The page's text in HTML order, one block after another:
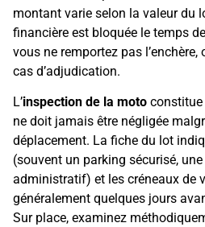
montant varie selon la valeur du
financière est bloquée le temps
vous ne remportez pas
cas d’adjudication.
L’inspection de la moto constitue
ne doit jamais être négligée
déplacement. La fiche du lot
(souvent un parking sécurisé,
administratif) et les créneaux de
généralement quelques jours
Sur place, examinez